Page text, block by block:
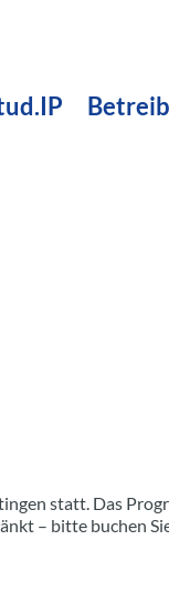
statt. Das
– bitte buchen